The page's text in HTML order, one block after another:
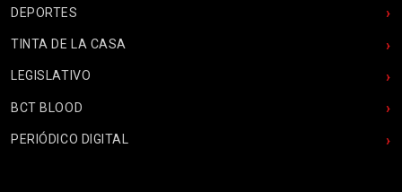
DEPORTES
TINTA DE LA CASA
LEGISLATIVO
BCT BLOOD
PERIÓDICO DIGITAL